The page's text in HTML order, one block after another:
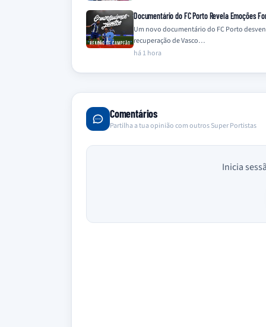
Documentário do FC Porto Revela Emoções
Um novo documentário do FC Porto
recuperação de Vasco…
há 1 hora
Comentários
Partilha a tua opinião com outros Super Portistas
Inicia